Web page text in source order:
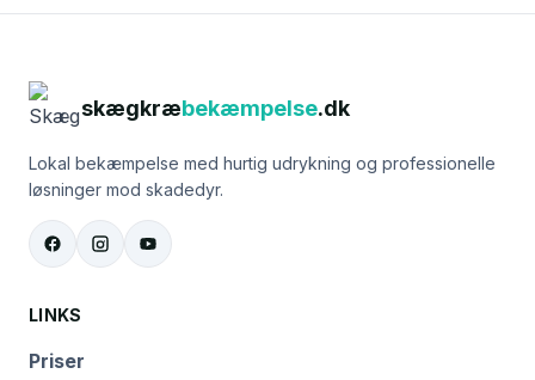
skægkræbekæmpelse.dk
Lokal bekæmpelse med hurtig udrykning og professionelle
løsninger mod skadedyr.
LINKS
Priser